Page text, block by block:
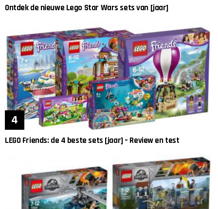
Ontdek de nieuwe Lego Star Wars sets van [jaar]
LEGO Friends: de 4 beste sets [jaar] – Review en test